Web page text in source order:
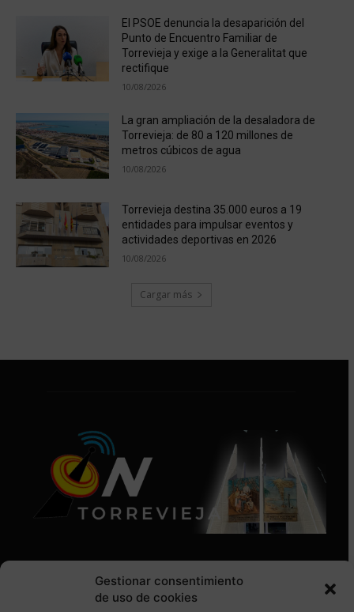
Gestionar consentimiento
de uso de cookies
El PSOE denuncia la desaparición del
Punto de Encuentro Familiar de
Torrevieja y exige a la Generalitat que
rectifique
10/08/2026
La gran ampliación de la desaladora de
Torrevieja: de 80 a 120 millones de
metros cúbicos de agua
10/08/2026
Torrevieja destina 35.000 euros a 19
entidades para impulsar eventos y
actividades deportivas en 2026
10/08/2026
Cargar más